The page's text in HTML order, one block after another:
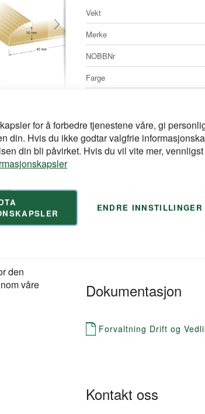
for å forbedre tjenestene våre, gi
din. Hvis du ikke godtar valgfrie
din bli påvirket. Hvis du vil vite mer,
ENDRE INNSTILLINGER
i aluminium,
forskjellig
ISO-
den
våre
Mer
informasjon
Vekt
Merke
NOBBNr
Farge
Lengde mm
Høyde mm
Profiltype
Dokumentasjon
Forvaltning Drift og
Kontakt oss